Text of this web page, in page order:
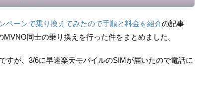
ペーンで乗り換えてみたので手順と料金を紹介の記事
同士の乗り換えを行った件をまとめました。
すが、3/6に早速楽天モバイルのSIMが届いたので電話に